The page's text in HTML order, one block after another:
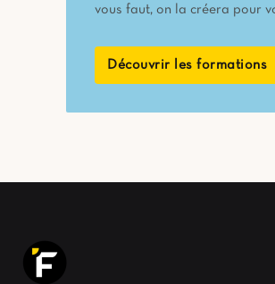
vous faut, on la créera pour
Découvrir les formations